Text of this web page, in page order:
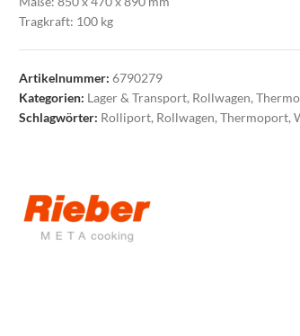
Tragkraft: 100 kg
Artikelnummer:6790279
Kategorien: Lager & Transport, Rollwagen,
Schlagwörter: Rolliport, Rollwagen, Thermoport,